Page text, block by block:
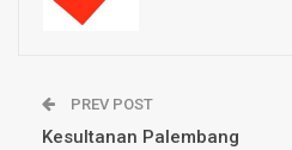
PREV POST
Kesultanan Palembang